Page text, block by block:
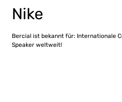
Nike
Bercial ist bekannt für: Internationale
Speaker weltweit!